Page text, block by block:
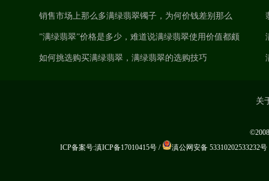
拍卖会就收到了大众的追捧
销售市场上那么多满绿翡翠镯子，为何价钱差别那么
大？
”满绿翡翠”价格是多少，难道说满绿翡翠使用价值都颇
丰吗？
如何挑选购买满绿翡翠，满绿翡翠的选购技巧
关
ICP备案号:滇ICP备17010415号/ 滇公网安备 53310202533232号